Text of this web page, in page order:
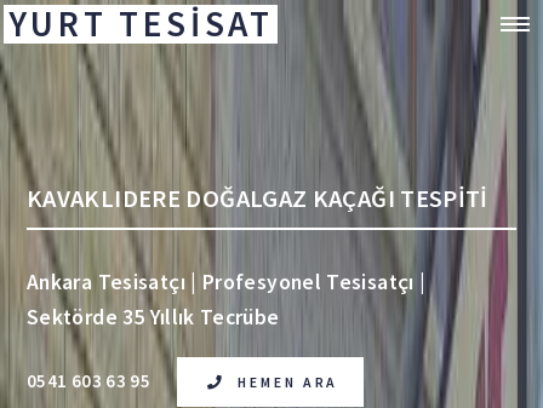
YURT TESİSAT
KAVAKLIDERE DOĞALGAZ KAÇAĞI TESPİTİ
Ankara Tesisatçı | Profesyonel Tesisatçı |
Sektörde 35 Yıllık Tecrübe
0541 603 63 95 HEMEN ARA